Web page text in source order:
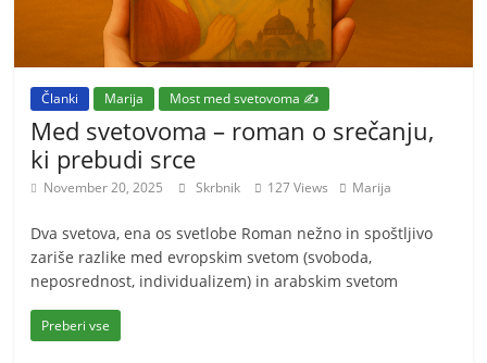
Članki Marija Most med svetovoma ✍️
Med svetovoma – roman o srečanju,
ki prebudi srce
November 20, 2025 Skrbnik 127 Views Marija
Dva svetova, ena os svetlobe Roman nežno in spoštljivo
zariše razlike med evropskim svetom (svoboda,
neposrednost, individualizem) in arabskim svetom
Preberi vse